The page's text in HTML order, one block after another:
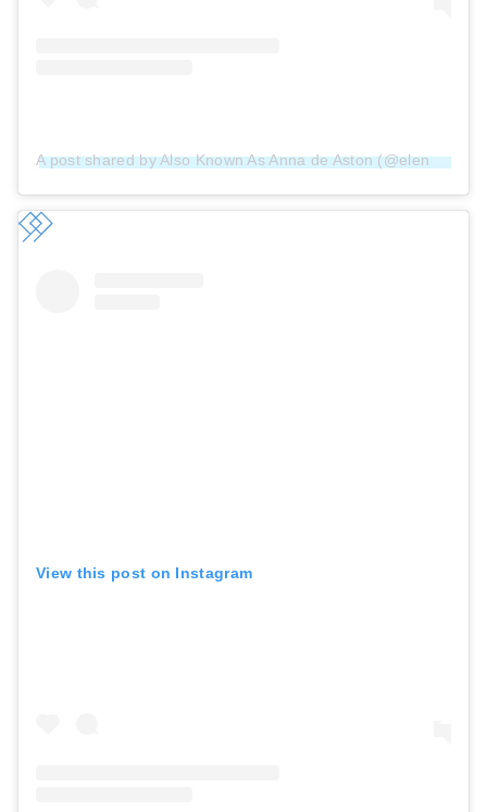
A post shared by Also Known As Anna de Aston (@elena_kozlova_photography)
View this post on Instagram